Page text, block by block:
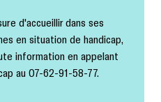
d'accueillir dans ses
en situation de handicap,
information en appelant
au 07-62-91-58-77.